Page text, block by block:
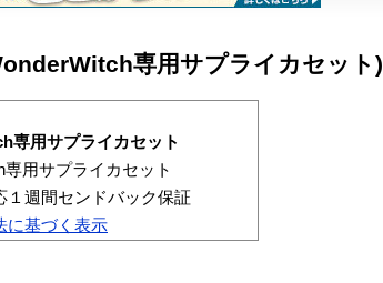
専用サプライカセット)
専用サプライカセット
専用サプライカセット
１週間センドバック保証
に基づく表示